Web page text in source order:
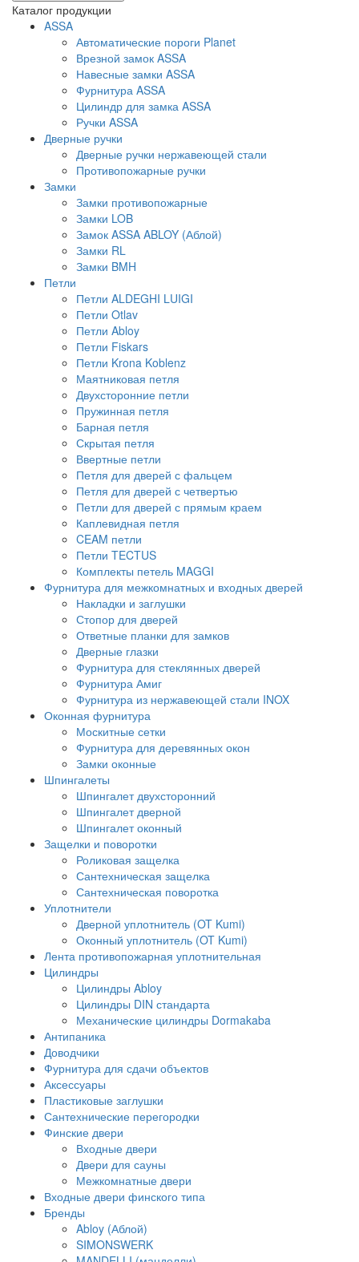
Каталог продукции
ASSA
Автоматические пороги Planet
Врезной замок ASSA
Навесные замки ASSA
Фурнитура ASSA
Цилиндр для замка ASSA
Ручки ASSA
Дверные ручки
Дверные ручки нержавеющей стали
Противопожарные ручки
Замки
Замки противопожарные
Замки LOB
Замок ASSA ABLOY (Аблой)
Замки RL
Замки BMH
Петли
Петли ALDEGHI LUIGI
Петли Otlav
Петли Abloy
Петли Fiskars
Петли Krona Koblenz
Маятниковая петля
Двухсторонние петли
Пружинная петля
Барная петля
Скрытая петля
Ввертные петли
Петля для дверей с фальцем
Петля для дверей с четвертью
Петли для дверей с прямым краем
Каплевидная петля
CEAM петли
Петли TECTUS
Комплекты петель MAGGI
Фурнитура для межкомнатных и входных дверей
Накладки и заглушки
Стопор для дверей
Ответные планки для замков
Дверные глазки
Фурнитура для стеклянных дверей
Фурнитура Амиг
Фурнитура из нержавеющей стали INOX
Оконная фурнитура
Москитные сетки
Фурнитура для деревянных окон
Замки оконные
Шпингалеты
Шпингалет двухсторонний
Шпингалет дверной
Шпингалет оконный
Защелки и поворотки
Роликовая защелка
Сантехническая защелка
Сантехническая поворотка
Уплотнители
Дверной уплотнитель (OT Kumi)
Оконный уплотнитель (OT Kumi)
Лента противопожарная уплотнительная
Цилиндры
Цилиндры Abloy
Цилиндры DIN стандарта
Механические цилиндры Dormakaba
Антипаника
Доводчики
Фурнитура для сдачи объектов
Аксессуары
Пластиковые заглушки
Сантехнические перегородки
Финские двери
Входные двери
Двери для сауны
Межкомнатные двери
Входные двери финского типа
Бренды
Abloy (Аблой)
SIMONSWERK